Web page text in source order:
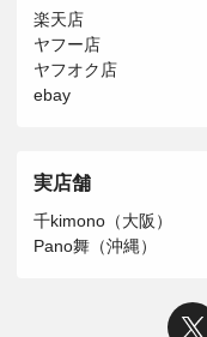
楽天店
ヤフー店
ヤフオク店
ebay
実店舗
千kimono（大阪）
Pano舞（沖縄）